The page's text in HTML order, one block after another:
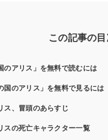
この記事の目
のアリス」を無料で読むには
国のアリス」を無料で見るには
ス、冒頭のあらすじ
スの死亡キャラクター一覧